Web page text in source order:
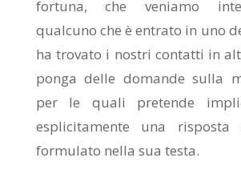
fortuna, che veniamo
qualcuno che è entrato in uno
ha trovato i nostri contatti in
ponga delle domande sulla
per le quali pretende
esplicitamente una
formulato nella sua testa.